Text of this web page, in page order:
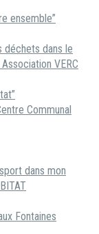
ensemble”
déchets dans le
VERC
Communal
dans mon
Fontaines